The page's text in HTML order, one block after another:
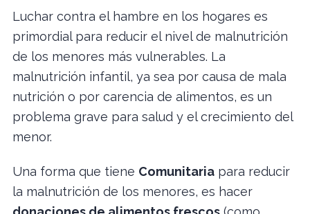
Luchar contra el hambre en los hogares es
primordial para reducir el nivel de malnutrición
de los menores más vulnerables. La
malnutrición infantil, ya sea por causa de mala
nutrición o por carencia de alimentos, es un
problema grave para salud y el crecimiento del
menor.
Una forma que tiene Comunitaria para reducir
la malnutrición de los menores, es hacer